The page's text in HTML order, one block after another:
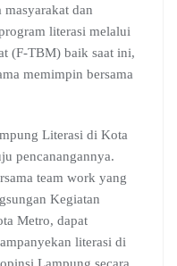
masyarakat dan
literasi melalui
(F-TBM) baik saat ini,
memimpin bersama
Literasi di Kota
pencanangannya.
team work yang
Kegiatan
Metro, dapat
literasi di